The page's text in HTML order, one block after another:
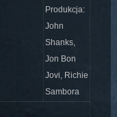
Produkcja:
John
Shanks,
Jon Bon
Jovi, Richie
Sambora